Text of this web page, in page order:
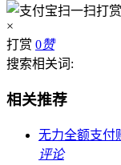
×
打赏 0赞
搜索相关词:
相关推荐
无力全额支付
评论